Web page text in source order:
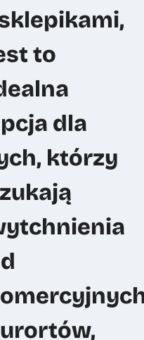
to
dla
którzy